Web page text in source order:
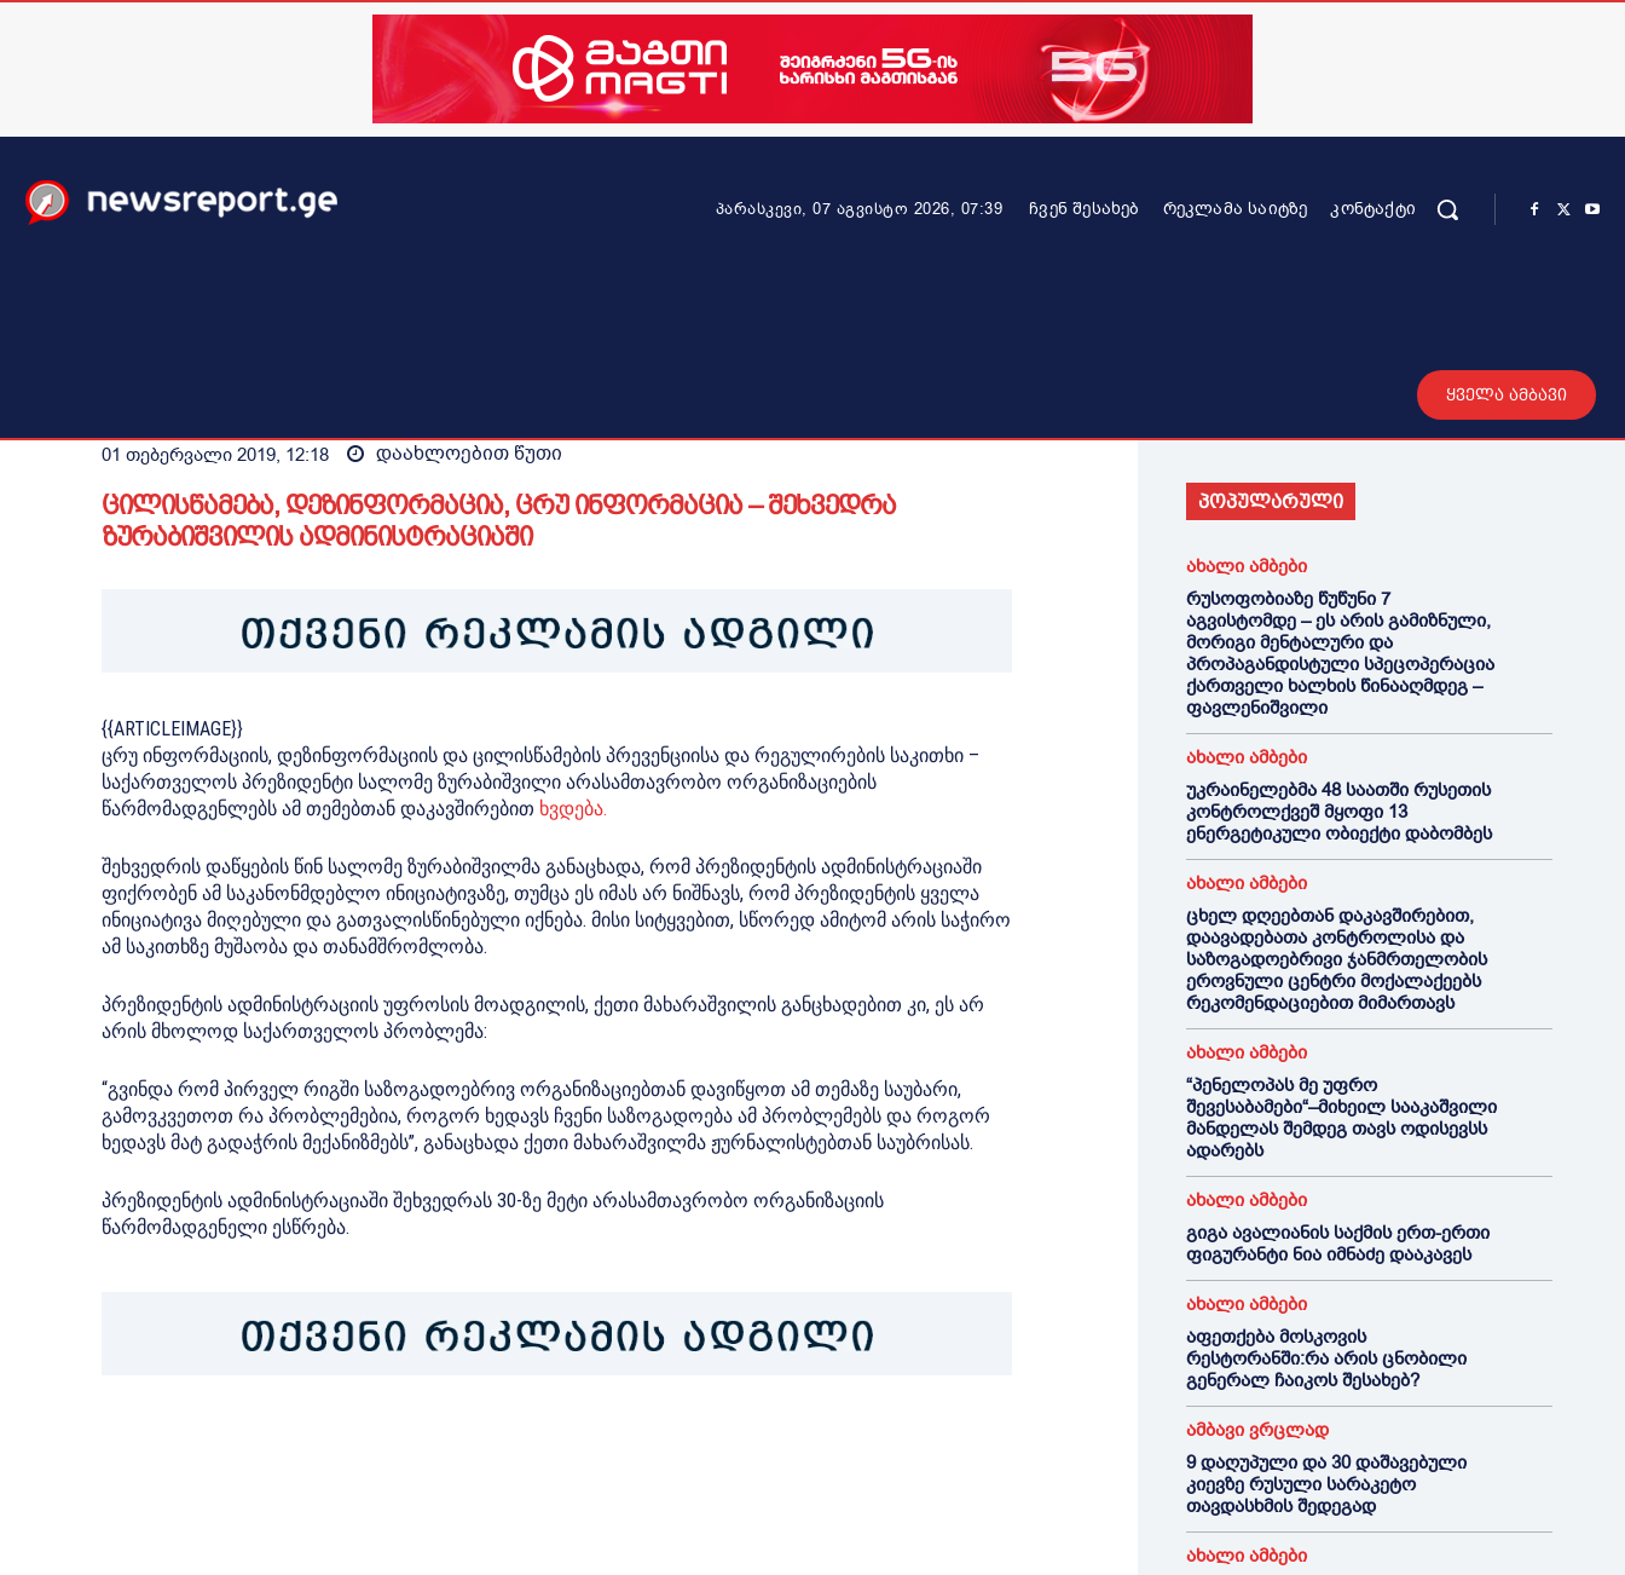
პარასკევი, 07 აგვისტო 2026, 07:39 ᲩᲕᲔᲜ ᲨᲔᲡᲐᲮᲔᲑ ᲠᲔᲙᲚᲐᲛᲐ ᲡᲐᲘᲢᲖᲔ ᲙᲝᲜᲢᲐᲥᲢᲘ
ყველა ამბავი
01 თებერვალი 2019, 12:18 დაახლოებით წუთი
ცილისწამება, დეზინფორმაცია, ცრუ ინფორმაცია – შეხვედრა
ზურაბიშვილის ადმინისტრაციაში
{{ARTICLEIMAGE}}
ცრუ ინფორმაციის, დეზინფორმაციის და ცილისწამების პრევენციისა და რეგულირების საკითხი –
საქართველოს პრეზიდენტი სალომე ზურაბიშვილი არასამთავრობო ორგანიზაციების
წარმომადგენლებს ამ თემებთან დაკავშირებით ხვდება.
შეხვედრის დაწყების წინ სალომე ზურაბიშვილმა განაცხადა, რომ პრეზიდენტის ადმინისტრაციაში
ფიქრობენ ამ საკანონმდებლო ინიციატივაზე, თუმცა ეს იმას არ ნიშნავს, რომ პრეზიდენტის ყველა
ინიციატივა მიღებული და გათვალისწინებული იქნება. მისი სიტყვებით, სწორედ ამიტომ არის საჭირო
ამ საკითხზე მუშაობა და თანამშრომლობა.
პრეზიდენტის ადმინისტრაციის უფროსის მოადგილის, ქეთი მახარაშვილის განცხადებით კი, ეს არ
არის მხოლოდ საქართველოს პრობლემა:
“გვინდა რომ პირველ რიგში საზოგადოებრივ ორგანიზაციებთან დავიწყოთ ამ თემაზე საუბარი,
გამოვკვეთოთ რა პრობლემებია, როგორ ხედავს ჩვენი საზოგადოება ამ პრობლემებს და როგორ
ხედავს მატ გადაჭრის მექანიზმებს”, განაცხადა ქეთი მახარაშვილმა ჟურნალისტებთან საუბრისას.
პრეზიდენტის ადმინისტრაციაში შეხვედრას 30-ზე მეტი არასამთავრობო ორგანიზაციის
წარმომადგენელი ესწრება.
პოპულარული
ახალი ამბები
რუსოფობიაზე წუწუნი 7
აგვისტომდე – ეს არის გამიზნული,
მორიგი მენტალური და
პროპაგანდისტული სპეცოპერაცია
ქართველი ხალხის წინააღმდეგ –
ფავლენიშვილი
ახალი ამბები
უკრაინელებმა 48 საათში რუსეთის
კონტროლქვეშ მყოფი 13
ენერგეტიკული ობიექტი დაბომბეს
ახალი ამბები
ცხელ დღეებთან დაკავშირებით,
დაავადებათა კონტროლისა და
საზოგადოებრივი ჯანმრთელობის
ეროვნული ცენტრი მოქალაქეებს
რეკომენდაციებით მიმართავს
ახალი ამბები
“პენელოპას მე უფრო
შევესაბამები“–მიხეილ სააკაშვილი
მანდელას შემდეგ თავს ოდისევსს
ადარებს
ახალი ამბები
გიგა ავალიანის საქმის ერთ-ერთი
ფიგურანტი ნია იმნაძე დააკავეს
ახალი ამბები
აფეთქება მოსკოვის
რესტორანში:რა არის ცნობილი
გენერალ ჩაიკოს შესახებ?
ამბავი ვრცლად
9 დაღუპული და 30 დაშავებული
კიევზე რუსული სარაკეტო
თავდასხმის შედეგად
ახალი ამბები